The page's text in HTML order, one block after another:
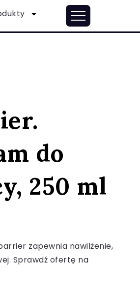
do
250 ml
zapewnia nawilżenie,
Sprawdź ofertę na